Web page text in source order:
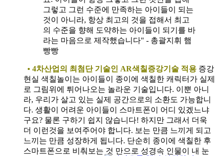
그렇고 그런 수준에 만족하는 아이들이 되는
것이 아니라, 항상 최고의 것을 접해서 최고
의 수준을 향해 도약하는 아이들이 되기를 바
라는 마음으로 제작했습니다" - 총괄지휘 햄
빵빵
• 4차산업의 최첨단 기술인 AR색칠증강기술 적용 증강
현실 색칠놀이는 아이들이 종이에 색칠한 캐릭터가 실제
로 그림위에 튀어나오는 놀라운 기술입니다. 이뿐 아니
라, 우리가 살고 있는 실제 공간으로의 소환도 가능합니
다. 생활이 어려운 아이들이 스마트폰이 어디 있겠느냐
구요? 물론 구하기 쉽지 않습니다! 하지만 그래서 더욱
더 이런것을 보여주어야 합니다. 보는 만큼 느끼게 되고
느끼는 만큼 성장하게 됩니다. 단순히 종이에 색칠한 후
스마트폰으로 비춰보는 것 만으로 성경속 인물이 내 눈